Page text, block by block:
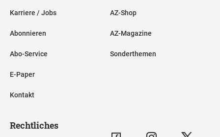
Karriere / Jobs
Abonnieren
Abo-Service
E-Paper
Kontakt
AZ-Shop
AZ-Magazine
Sonderthemen
Rechtliches